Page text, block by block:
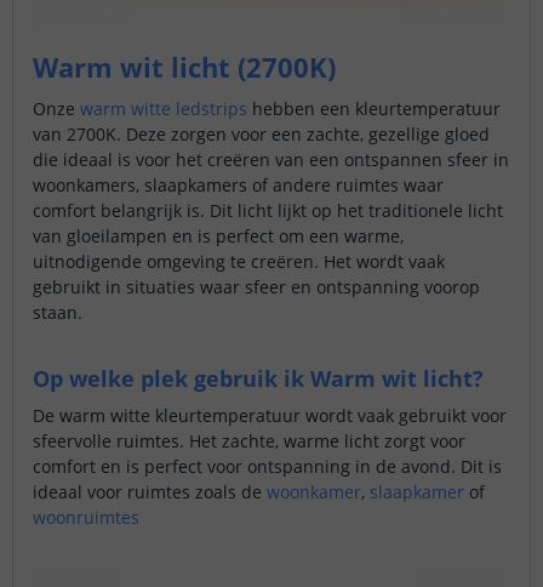
Warm wit licht (2700K)
Onze warm witte ledstrips hebben een kleurtemperatuur
van 2700K. Deze zorgen voor een zachte, gezellige gloed
die ideaal is voor het creëren van een ontspannen sfeer in
woonkamers, slaapkamers of andere ruimtes waar
comfort belangrijk is. Dit licht lijkt op het traditionele licht
van gloeilampen en is perfect om een warme,
uitnodigende omgeving te creëren. Het wordt vaak
gebruikt in situaties waar sfeer en ontspanning voorop
staan.
Op welke plek gebruik ik Warm wit licht?
De warm witte kleurtemperatuur wordt vaak gebruikt voor
sfeervolle ruimtes. Het zachte, warme licht zorgt voor
comfort en is perfect voor ontspanning in de avond. Dit is
ideaal voor ruimtes zoals de woonkamer, slaapkamer of
woonruimtes